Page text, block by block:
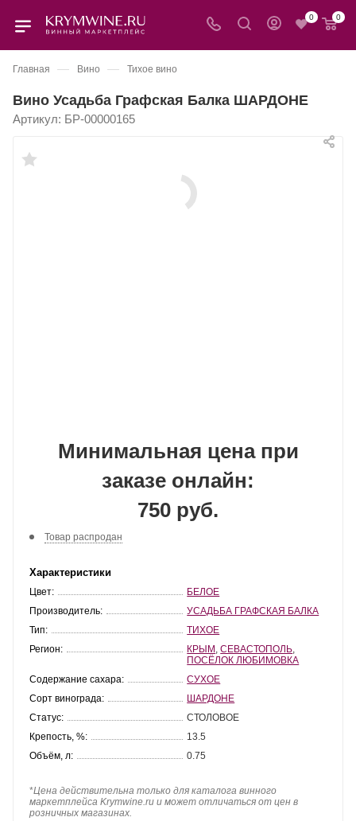
0 0
Главная — Вино — Тихое вино
Вино Усадьба Графская Балка ШАРДОНЕ
Артикул: БР-00000165
Минимальная цена при
заказе онлайн:
750 руб.
Товар распродан
Характеристики
Цвет:
БЕЛОЕ
Производитель:
УСАДЬБА ГРАФСКАЯ БАЛКА
Тип:
ТИХОЕ
Регион:
КРЫМ ,СЕВАСТОПОЛЬ
ПОСЁЛОК ЛЮБИМОВКА
Содержание сахара:
СУХОЕ
Сорт винограда:
ШАРДОНЕ
Статус:
СТОЛОВОЕ
Крепость, %:
13.5
Объём, л:
0.75
*Цена действительна только для каталога винного
маркетплейса Krymwine.ru и может отличаться от цен в
розничных магазинах.